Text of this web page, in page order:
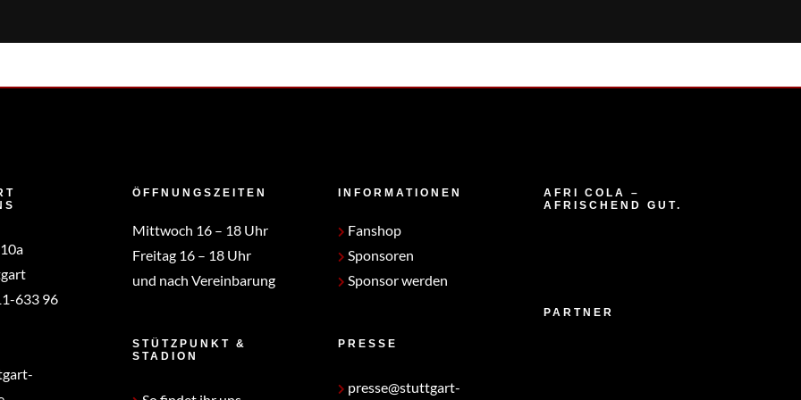
633 96
ÖFFNUNGSZEITEN
Mittwoch 16 – 18 Uhr
Freitag 16 – 18 Uhr
und nach Vereinbarung
STÜTZPUNKT &
STADION
INFORMATIONEN
Fanshop
Sponsoren
Sponsor werden
PRESSE
presse@stuttgart-
AFRI COLA –
AFRISCHEND GUT.
PARTNER